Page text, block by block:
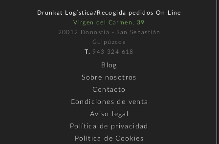
Drunkat Logística/Recogida pedidos On Line
Virgen del Carmen, 39
20012 Donostia - San Sebastián
Guipúzcoa
T. 943 324 618
Blog
Sobre nosotros
Contacto
Condiciones de venta
Aviso legal
Política de privacidad
Política de Cookies